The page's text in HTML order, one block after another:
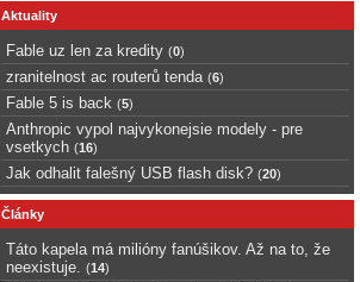
Aktuality
Fable uz len za kredity (0)
zranitelnost ac routerů tenda (6)
Fable 5 is back (5)
Anthropic vypol najvykonejsie modely - pre
vsetkych (16)
Jak odhalit falešný USB flash disk? (20)
Články
Táto kapela má milióny fanúšikov. Až na to, že
neexistuje.
(14)